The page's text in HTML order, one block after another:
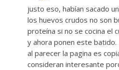
justo eso, habían sacado
los huevos crudos no son
proteína si no se cocina el
y ahora ponen este batido.
al parecer la pagina es
consideran interesante